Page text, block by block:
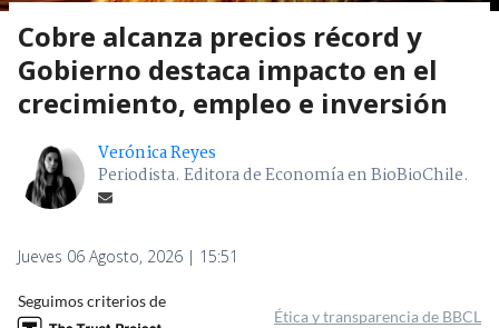
Cobre alcanza precios récord y
Gobierno destaca impacto en el
crecimiento, empleo e inversión
Verónica Reyes
Periodista. Editora de Economía en BioBioChile.
Jueves 06 Agosto, 2026 | 15:51
Seguimos criterios de
Ética y transparencia de BBCL